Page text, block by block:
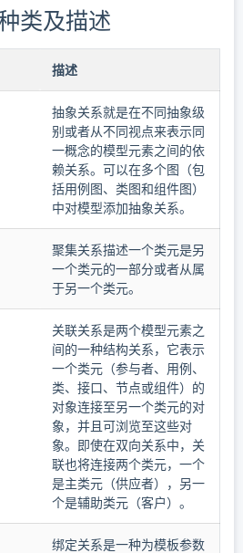
类及描述
描述
抽象关系就是在不同抽象级
别或者从不同视点来表示同
一概念的模型元素之间的依
赖关系。可以在多个图（包
括用例图、类图和组件图）
中对模型添加抽象关系。
聚集关系描述一个类元是另
一个类元的一部分或者从属
于另一个类元。
关联关系是两个模型元素之
间的一种结构关系，它表示
一个类元（参与者、用例、
类、接口、节点或组件）的
对象连接至另一个类元的对
象，并且可浏览至这些对
象。即使在双向关系中，关
联也将连接两个类元，一个
是主类元（供应者），另一
个是辅助类元（客户）。
绑定关系是一种为模板参数